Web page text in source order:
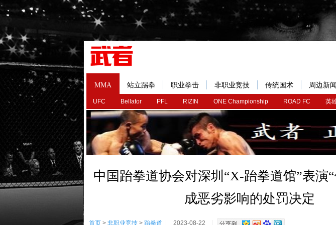
MMA
UFC Bellator PFL RIZIN ONE Championship ROAD FC 英
站立踢拳 职业拳击 非职业竞技 传统国术 周边新闻
中国跆拳道协会对深圳“X-跆拳道馆”表演
成恶劣影响的处罚决定
首页 > 非职业竞技 > 跆拳道 2023-08-22